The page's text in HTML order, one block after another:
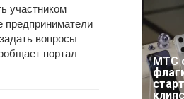
участником
предприниматели
вопросы
портал
МТС